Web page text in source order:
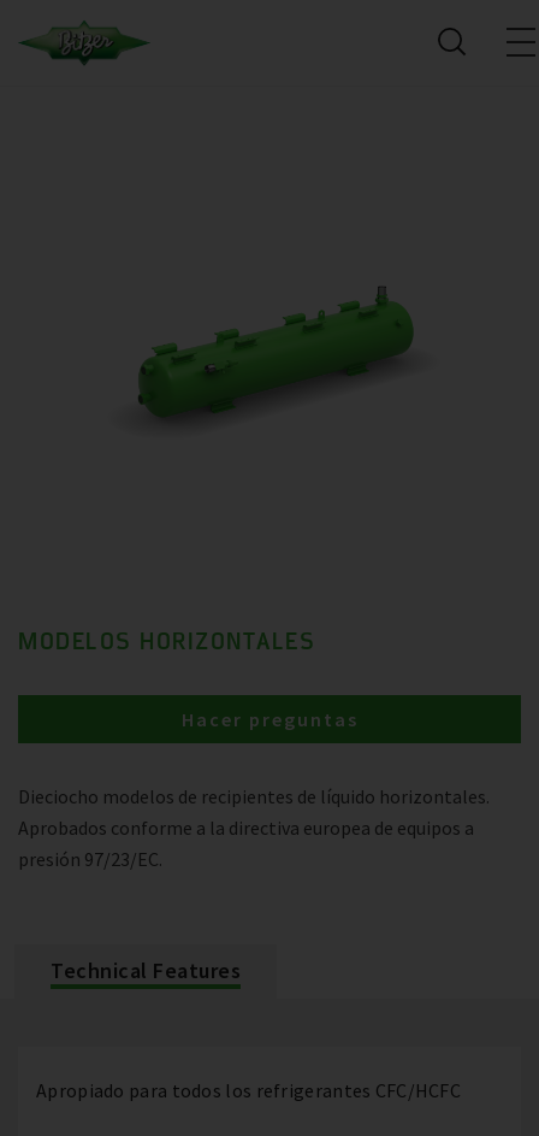
MODELOS HORIZONTALES
Dieciocho modelos de recipientes de líquido horizontales.
Aprobados conforme a la directiva europea de equipos a
presión 97/23/EC.
Hacer preguntas
Technical Features
Apropiado para todos los refrigerantes CFC/HCFC